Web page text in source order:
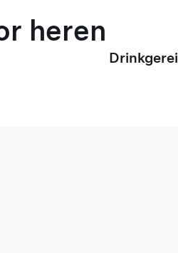
heren
Drinkgerei